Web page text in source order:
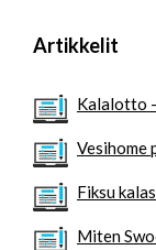
Artikkelit
Kalalotto
Vesihome
Fiksu
Miten